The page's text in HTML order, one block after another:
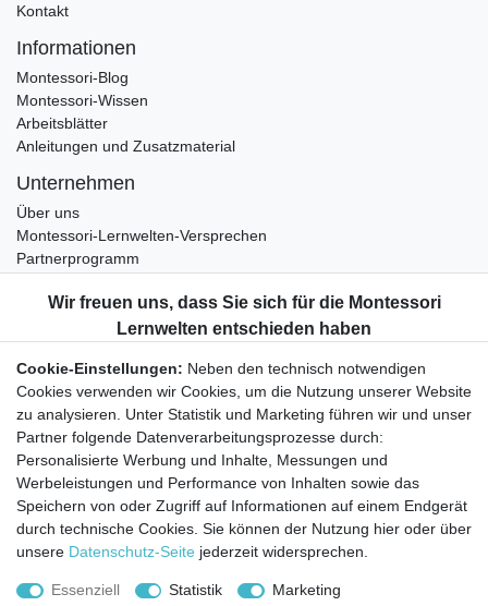
Kontakt
Informationen
Montessori-Blog
Montessori-Wissen
Arbeitsblätter
Anleitungen und Zusatzmaterial
Unternehmen
Über uns
Montessori-Lernwelten-Versprechen
Partnerprogramm
Bestellung widerrufen
Datenschutzerklärung
AGB
Impressum
Aktuelles rund um Montessori-Materialien und
Montessori-Pädagogik.
Kostenfreie wöchentliche Infos
Hiermit bestätige ich, dass ich dieDaten­schutz­erklärunggelesen habe. Sie
Cookie-Einstellungen: Neben den technisch notwendigen
Cookies verwenden wir Cookies, um die Nutzung unserer Website
zu analysieren. Unter Statistik und Marketing führen wir und unser
Partner folgende Datenverarbeitungsprozesse durch:
Personalisierte Werbung und Inhalte, Messungen und
Werbeleistungen und Performance von Inhalten sowie das
Speichern von oder Zugriff auf Informationen auf einem Endgerät
durch technische Cookies. Sie können der Nutzung hier oder über
unsere Datenschutz-Seite jederzeit widersprechen.
Essenziell Statistik
Marketing